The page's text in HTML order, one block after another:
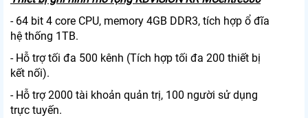
- 64 bit 4 core CPU, memory 4GB DDR3, tích hợp ổ đĩa
hệ thống 1TB.
- Hỗ trợ tối đa 500 kênh (Tích hợp tối đa 200 thiết bị
kết nối).
- Hỗ trợ 2000 tài khoản quản trị, 100 người sử dụng
trực tuyến.